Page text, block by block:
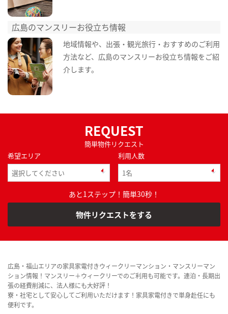
広島のマンスリーお役立ち情報
地域情報や、出張・観光旅行・おすすめのご利用
方法など、広島のマンスリーお役立ち情報をご紹
介します。
REQUEST
簡単物件リクエスト
希望エリア
利用人数
あと1ステップ！簡単30秒！
物件リクエストをする
広島・福山エリアの家具家電付きウィークリーマンション・マンスリーマン
ション情報！マンスリー＋ウィークリーでのご利用も可能です。連泊・長期出
張の経費削減に、法人様にも大好評！
寮・社宅として安心してご利用いただけます！家具家電付きで単身赴任にも
便利です。